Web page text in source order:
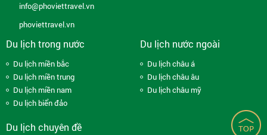
info@phoviettravel.vn
phoviettravel.vn
Du lịch trong nước
Du lịch miền bắc
Du lịch miền trung
Du lịch miền nam
Du lịch biển đảo
Du lịch nước ngoài
Du lịch châu á
Du lịch châu âu
Du lịch châu mỹ
Du lịch chuyên đề